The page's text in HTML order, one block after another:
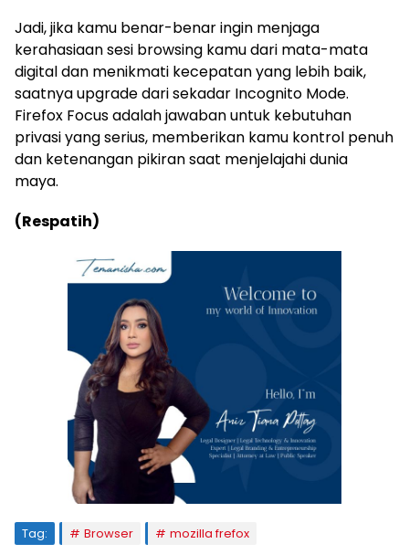
Jadi, jika kamu benar-benar ingin menjaga
kerahasiaan sesi browsing kamu dari mata-mata
digital dan menikmati kecepatan yang lebih baik,
saatnya upgrade dari sekadar Incognito Mode.
Firefox Focus adalah jawaban untuk kebutuhan
privasi yang serius, memberikan kamu kontrol penuh
dan ketenangan pikiran saat menjelajahi dunia
maya.
(Respatih)
Tag: Browser mozilla frefox